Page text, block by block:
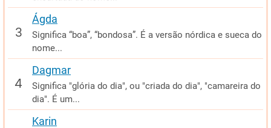
Ágda
Significa “boa”, “bondosa”. É a versão nórdica e sueca do
nome...
Dagmar
Significa "glória do dia", ou "criada do dia", "camareira do
dia". É um...
Karin